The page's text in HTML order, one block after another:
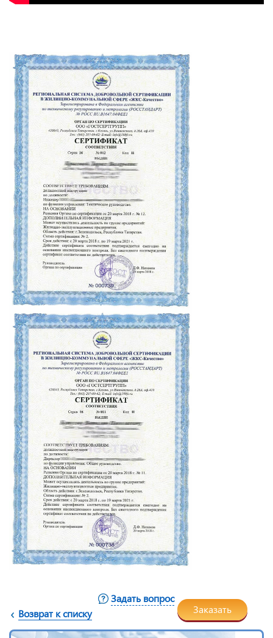
Возврат к списку
Задать вопрос
Заказать